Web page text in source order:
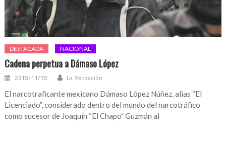
DESTACADA NACIONAL
Cadena perpetua a Dámaso López
2018/11/30 La Redacción
El narcotraficante mexicano Dámaso López Núñez, alias “El
Licenciado”, considerado dentro del mundo del narcotráfico
como sucesor de Joaquín “El Chapo” Guzmán al